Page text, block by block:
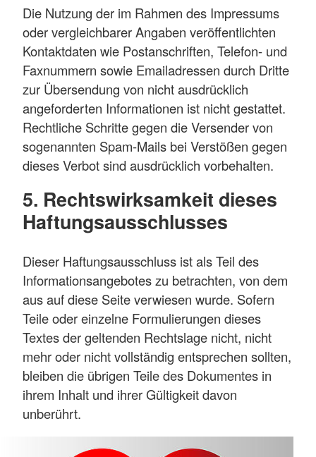
Die Nutzung der im Rahmen des Impressums
oder vergleichbarer Angaben veröffentlichten
Kontaktdaten wie Postanschriften, Telefon- und
Faxnummern sowie Emailadressen durch Dritte
zur Übersendung von nicht ausdrücklich
angeforderten Informationen ist nicht gestattet.
Rechtliche Schritte gegen die Versender von
sogenannten Spam-Mails bei Verstößen gegen
dieses Verbot sind ausdrücklich vorbehalten.
5. Rechtswirksamkeit dieses
Haftungsausschlusses
Dieser Haftungsausschluss ist als Teil des
Informationsangebotes zu betrachten, von dem
aus auf diese Seite verwiesen wurde. Sofern
Teile oder einzelne Formulierungen dieses
Textes der geltenden Rechtslage nicht, nicht
mehr oder nicht vollständig entsprechen sollten,
bleiben die übrigen Teile des Dokumentes in
ihrem Inhalt und ihrer Gültigkeit davon
unberührt.